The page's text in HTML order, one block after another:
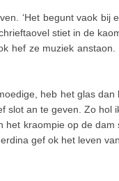
‘Het begunt vaok
stiet in de
hef ze muziek anstaon.
heb het glas dan
an te geven. Zo hol
kraompie op de
gef ok het leven